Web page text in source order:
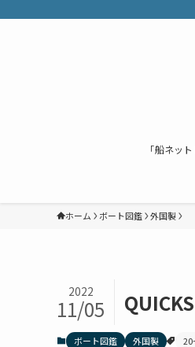
「船ネッ
ホーム ボート図鑑 外国製
2022
11/05
ボート図鑑 外国製